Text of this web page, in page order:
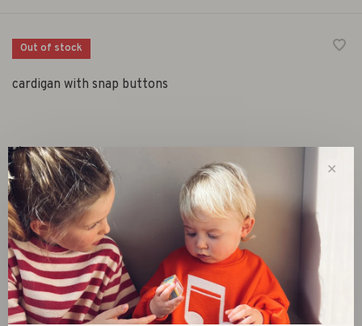
Out of stock
cardigan with snap buttons
Size :
0-3m 3-6m 9-12m
Out of stock
Size guide
✕